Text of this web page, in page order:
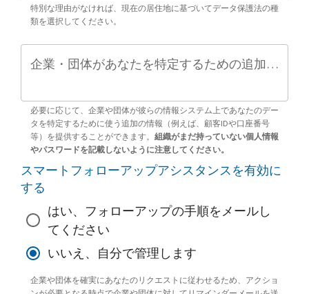
特別な理由がなければ、現在の居住地に基づいてデータ保護法の種
類を選択してください。
企業・団体があなたを特定するための追加情報（任意）
必要に応じて、企業や団体が彼らの情報システム上であなたのデー
タを特定するために使う追加の情報（例えば、顧客IDや口座番号
等）を提供することができます。 組織がまだ持っていない個人情報
やパスワードを記載しないように注意してください。
スマートフォローアップアシスタンスを有効に
する
はい、フォローアップの手順をメールし
てください
いいえ、自分で管理します
企業や団体を確実にあなたのリクエストに従わせるため、アクショ